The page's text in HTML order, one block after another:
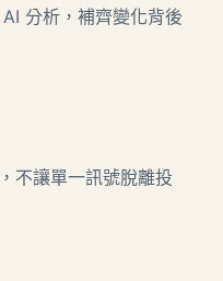
分析，補齊變化背後
不讓單一訊號脫離投